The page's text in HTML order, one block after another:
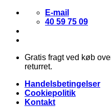
Fortsæt
indhold
E-mail
40 59 75 09
Gratis fragt ved køb
returret.
Handelsbetingelser
Cookiepolitik
Kontakt